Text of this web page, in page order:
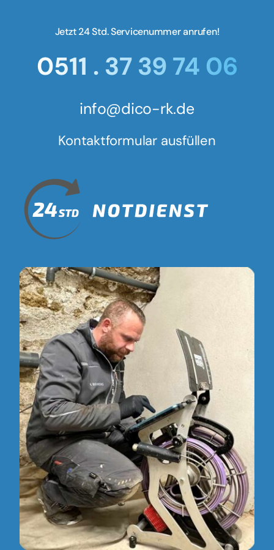
Jetzt 24 Std. Servicenummer anrufen!
0511 . 37 39 74 06
info@dico-rk.de
Kontaktformular ausfüllen